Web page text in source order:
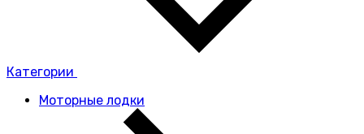
Категории
Моторные лодки